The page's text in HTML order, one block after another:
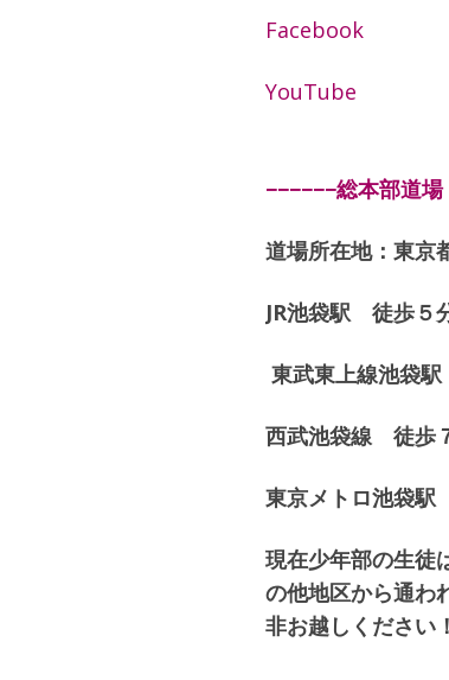
Facebook
YouTube
−−−−−−総本部道
道場所在地：東京
JR池袋駅 徒歩５
東武東上線池袋
西武池袋線 徒歩
東京メトロ池袋
現在少年部の生徒
の他地区から通わ
非お越しください